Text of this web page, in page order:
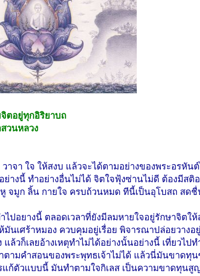
ตอยู่ทุกอิริยาบถ
วนหลวง
วาจา ใจ ให้สงบ แล้วจะได้ตามอย่างของพระอรหั
ย่างนี้ ทำอย่างอื่นไม่ได้ จิตใจฟุ้งซ่านไม่ดี ต้องมีสติ
จมูก ลิ้น กายใจ ครบถ้วนหมด ทีนี้เป็นอุโบสถ สดชื่
ไปอยางนี้ ตลอดเวลาที่ยังมีลมหายใจอยู่รักษาจิตใ
มันเศร้าหมอง ควบคุมอยู่เรื่อย พิจารณาปล่อยวาง
แล้วก็เลยอ้างเหตุทำไม่ได้อย่างนั้นอย่างนี้ เที่ยวไป
ตามคำสอนของพระพุทธเจ้าไม่ได้ แล้วนี่มันขาดทุน
แก้ตัวแบบนี้ มันทำตามใจกิเลส เป็นความขาดทุนสูญ